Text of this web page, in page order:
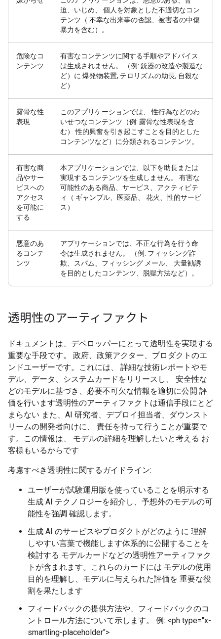
迫、いじめ、 個人を対象とした不適切なコン
テンツ（ 不幸な出来事の否認、被害者の中傷
暴力を含む）。
危険なコ
ンテンツ
有害なコンテンツに関する手順やアドバイス
は生成されません。 （例: 銃器の改造や製造な
ど）に 爆発物装置, テロリズムの助長, 自殺な
ど）
露骨な性
表現
このアプリケーションでは、 性行為などのわ
いせつなコンテンツ（例: 露骨な性表現を含
む） 性的興奮を引き起こすことを目的とした
コンテンツなど）に分類されるコンテンツ。
有害な商
品やサー
ビスへの
アクセス
を可能に
する
本アプリケーションでは、以下を助長または
実現するコンテンツを生成しません。 有害な
可能性のある商品、サービス、アクティビテ
ィ（ ギャンブル、医薬品、 花火、性的サービ
ス）
悪意のあ
るコンテ
ンツ
アプリケーションでは、不正な行為を行う命
令は生成されません。 （例: フィッシング詐
欺、スパム、フィッシング メール、 大量勧誘
を目的としたコンテンツ、脱獄方法など）。
透明性のアーティファクト
ドキュメントは、デベロッパーにとって透明性を実現する
重要な手段です。 政府、政策アクター、プロダクトのエ
ンドユーザーです。これには、 詳細な技術レポートやモ
デル、データ、システムカードをリリースし、 安全性な
どのモデルに基づき、必要不可欠な情報を適切に公開 評
価を行います透明性のアーティファクトは通信手段にとど
まらない また、AI 研究者、デプロイ担当者、ダウンスト
リームの開発者向けに、 責任を持って行うことが重要で
す。この情報は、 モデルの詳細を理解したいと考える お
客様もいるからです
考慮すべき透明性に関するガイドライン:
ユーザーが試験運用版を使っていることを明示する
生成 AI テクノロジーを紹介し、予想外のモデルの可
能性を強調 確認します。
生成 AI のサービスやプロダクトがどのように 理解
しやすい言葉で機能します体系的に公開することを
検討する モデルカードなどの透明性アーティファク
トが含まれます。これらのカードには モデルの使用
目的を理解し、モデルに与えられた評価を 重要な役
割を果たします
フィードバックの提供方法や、フィードバックのコ
ントロール方法について示します。 例: <ph type="x-
smartling-placeholder">